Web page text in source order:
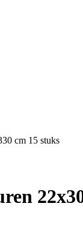
cm 15 stuks